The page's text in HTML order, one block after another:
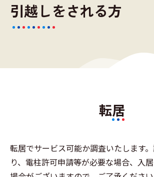
引越しをされる方
転居
転居でサービス可能か調査いたします
り、電柱許可申請等が必要な場合、入